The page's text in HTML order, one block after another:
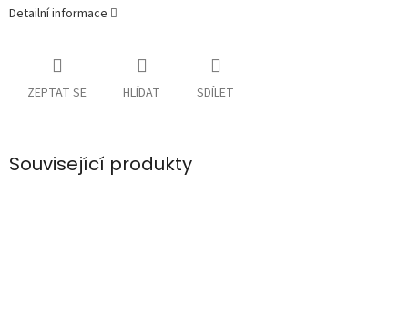
Detailní informace
ZEPTAT SE HLÍDAT SDÍLET
Související produkty